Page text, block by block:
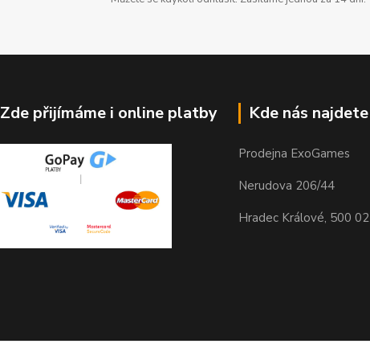
Zde přijímáme i online platby Kde nás najdete
Prodejna ExoGames
Nerudova 206/44
Hradec Králové, 500 02